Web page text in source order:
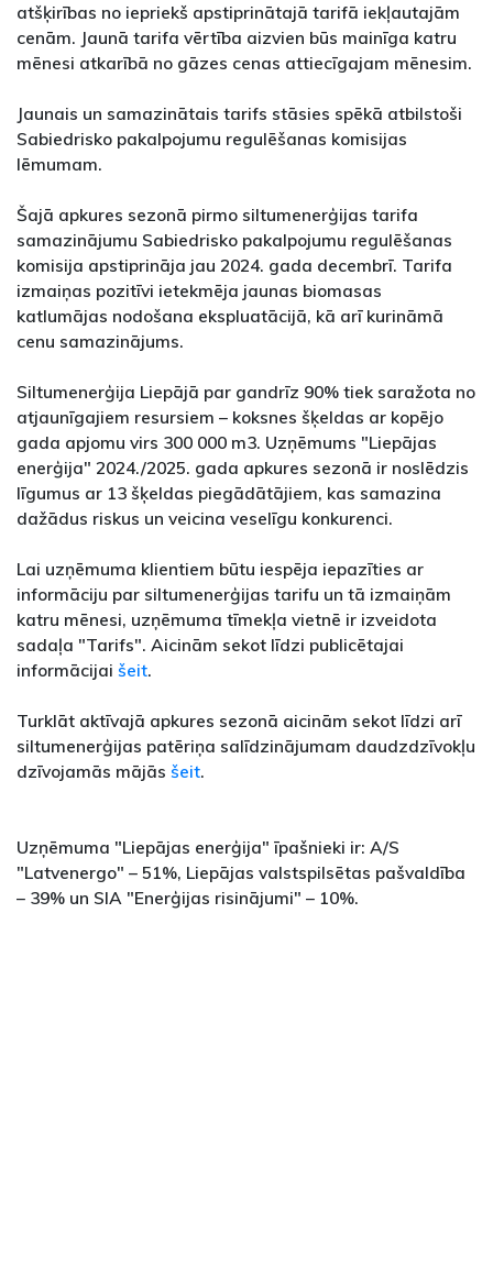
atšķirības no iepriekš apstiprinātajā tarifā iekļautajām
cenām. Jaunā tarifa vērtība aizvien būs mainīga katru
mēnesi atkarībā no gāzes cenas attiecīgajam mēnesim.
Jaunais un samazinātais tarifs stāsies spēkā atbilstoši
Sabiedrisko pakalpojumu regulēšanas komisijas
lēmumam.
Šajā apkures sezonā pirmo siltumenerģijas tarifa
samazinājumu Sabiedrisko pakalpojumu regulēšanas
komisija apstiprināja jau 2024. gada decembrī. Tarifa
izmaiņas pozitīvi ietekmēja jaunas biomasas
katlumājas nodošana ekspluatācijā, kā arī kurināmā
cenu samazinājums.
Siltumenerģija Liepājā par gandrīz 90% tiek saražota no
atjaunīgajiem resursiem – koksnes šķeldas ar kopējo
gada apjomu virs 300 000 m3. Uzņēmums "Liepājas
enerģija" 2024./2025. gada apkures sezonā ir noslēdzis
līgumus ar 13 šķeldas piegādātājiem, kas samazina
dažādus riskus un veicina veselīgu konkurenci.
Lai uzņēmuma klientiem būtu iespēja iepazīties ar
informāciju par siltumenerģijas tarifu un tā izmaiņām
katru mēnesi, uzņēmuma tīmekļa vietnē ir izveidota
sadaļa "Tarifs". Aicinām sekot līdzi publicētajai
informācijai šeit.
Turklāt aktīvajā apkures sezonā aicinām sekot līdzi arī
siltumenerģijas patēriņa salīdzinājumam daudzdzīvokļu
dzīvojamās mājās šeit.
Uzņēmuma "Liepājas enerģija" īpašnieki ir: A/S
"Latvenergo" – 51%, Liepājas valstspilsētas pašvaldība
– 39% un SIA "Enerģijas risinājumi" – 10%.